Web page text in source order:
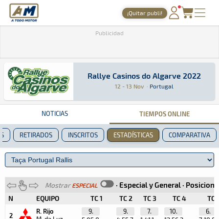
A Todo Motor · Revista del motor desde 1999
¡Quitar publi!
NOTICIAS
AGENDA
GALERÍAS
TIENDA
ARCHIVO
Publicidad
Rallye Casinos do Algarve 2022
Rallye Casinos do Algarve 2022
12 - 13 Nov · Portugal
Rally · Rallye Casinos do Algarve 2022:
Portugal
NOTICIAS TIEMPOS ONLINE
RETIRADOS INSCRITOS ESTADÍSTICAS COMPARATIVA
Mostrar ESPECIAL · Especial y General ·
N EQUIPO TC 1 TC 2 TC 3 TC 4 TC
2
R. Rijo
9.
9.
7.
10.
6.